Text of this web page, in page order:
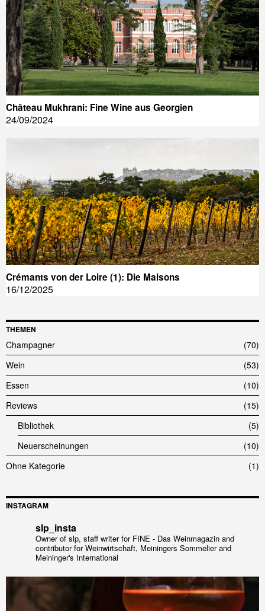
Château Mukhrani: Fine Wine aus Georgien
24/09/2024
Crémants von der Loire (1): Die Maisons
16/12/2025
THEMEN
Champagner
70
Wein
53
Essen
10
Reviews
15
Bibliothek
5
Neuerscheinungen
10
Ohne Kategorie
1
INSTAGRAM
slp_insta
Owner of slp, staff writer for FINE - Das Weinmagazin and
contributor for Weinwirtschaft, Meiningers Sommelier and
Meininger's International